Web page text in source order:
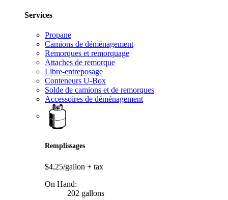
Services
Propane
Camions de déménagement
Remorques et remorquage
Attaches de remorque
Libre-entreposage
Conteneurs U-Box
Solde de camions et de remorques
Accessoires de déménagement
Remplissages
$4,25/gallon + tax
On Hand:
202 gallons